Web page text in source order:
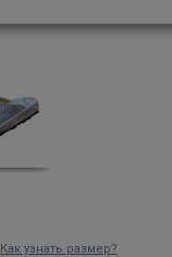
Как узнать размер?